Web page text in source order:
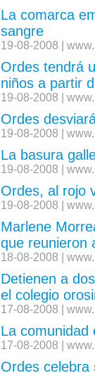
La comarca
sangre
19-08-2008 |
Ordes tendrá
niños a partir
19-08-2008 |
Ordes
19-08-2008 |
La basura
19-08-2008 |
Ordes, al rojo
19-08-2008 |
Marlene
que reunieron
18-08-2008 |
Detienen a
el colegio
17-08-2008 |
La
17-08-2008 |
Ordes